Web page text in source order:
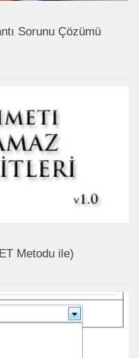
Sorunu Çözümü
Metodu ile)